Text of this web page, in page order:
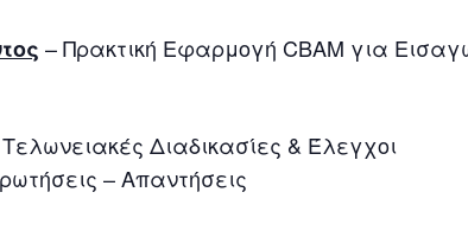
– Πρακτική Εφαρμογή CBAM για
Διαδικασίες & Έλεγχοι
– Απαντήσεις